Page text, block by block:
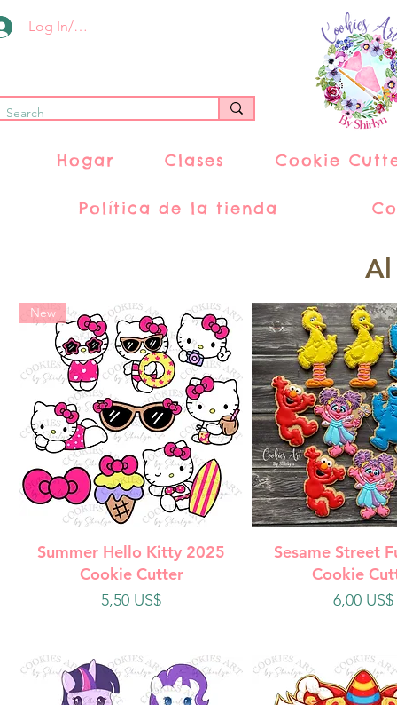
Log In/Register
Hogar Clases Cookie
Política de la tienda
Al
Vista rápida
New
Summer Hello Kitty 2025
Cookie Cutter
Precio
5,50 US$
Vista
Sesame Street
Cookie
Precio
6,00 US$